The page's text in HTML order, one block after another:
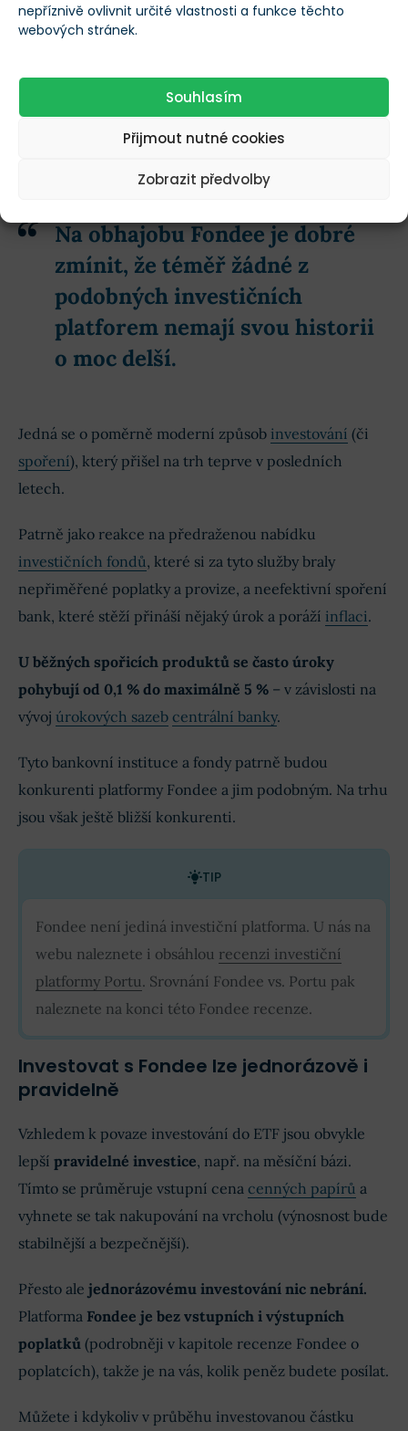
nepříznivě ovlivnit určité vlastnosti a funkce těchto
webových stránek.
Souhlasím
Přijmout nutné cookies
Zobrazit předvolby
těchto ETF má za sebou již několik (desítek) let
Navíc každé ETF sleduje jasně definovaný
indexnebo dluhopisový koš, který má historii starší 10
let a více. Produkty v portfoliu a jejich výnosnost a
historický výkon jsou tedy dobře známy.
Na obhajobu Fondee je dobré
zmínit, že téměř žádné z
podobných investičních
platforem nemají svou historii
o moc delší.
Jedná se o poměrně moderní způsob investování (či
spoření), který přišel na trh teprve v posledních
letech.
Patrně jako reakce na předraženou nabídku
investičních fondů, které si za tyto služby braly
nepřiměřené poplatky a provize, a neefektivní spoření
bank, které stěží přináší nějaký úrok a poráží inflaci.
U běžných spořicích produktů se často úroky
pohybují od 0,1 % do maximálně 5 % – v závislosti na
vývoj úrokových sazeb centrální banky.
Tyto bankovní instituce a fondy patrně budou
konkurenti platformy Fondee a jim podobným. Na trhu
jsou však ještě bližší konkurenti.
TIP
Fondee není jediná investiční platforma. U nás na
webu naleznete i obsáhlou recenzi investiční
platformy Portu. Srovnání Fondee vs. Portu pak
naleznete na konci této Fondee recenze.
Investovat s Fondee lze jednorázově i
pravidelně
Vzhledem k povaze investování do ETF jsou obvykle
lepší pravidelné investice, např. na měsíční bázi.
Tímto se průměruje vstupní cena cenných papírů a
vyhnete se tak nakupování na vrcholu (výnosnost bude
stabilnější a bezpečnější).
Přesto ale jednorázovému investování nic nebrání.
Platforma Fondee je bez vstupních i výstupních
poplatků (podrobněji v kapitole recenze Fondee o
poplatcích), takže je na vás, kolik peněz budete posílat.
Můžete i kdykoliv v průběhu investovanou částku